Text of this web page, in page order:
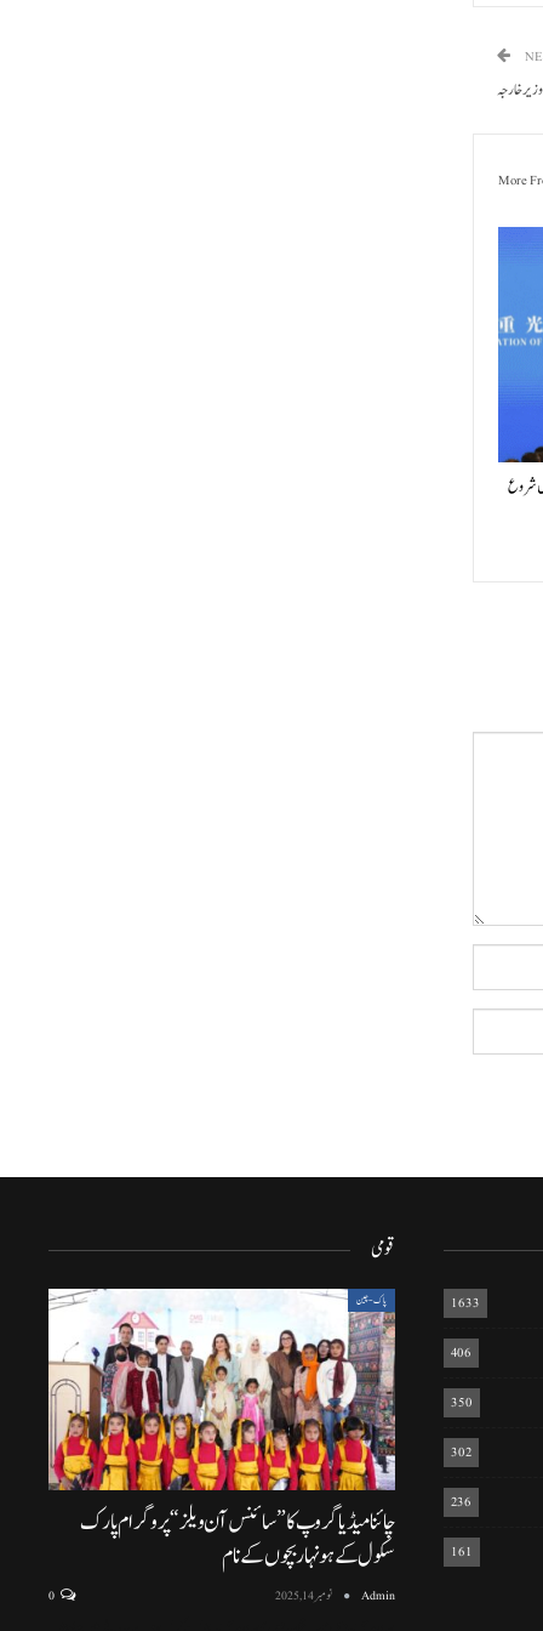
خا رجہ
More
شروع
1633
406
350
302
236
161
قومی
پاک-چین
چائنا میڈیا گروپ کا ”سائنس آن ویلز“ پروگرام پارک
سکول کے ہونہار بچوں کے نام
Admin نومبر 14, 2025 0